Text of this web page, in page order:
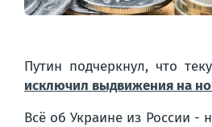
Путин подчеркнул, что
исключил выдвижения на
Всё об Украине из России -